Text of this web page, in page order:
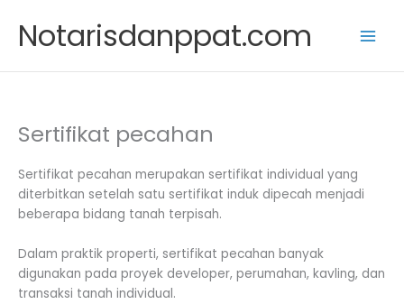
content
Notarisdanppat.com
Sertifikat pecahan
Sertifikat pecahan merupakan sertifikat individual yang
diterbitkan setelah satu sertifikat induk dipecah menjadi
beberapa bidang tanah terpisah.
Dalam praktik properti, sertifikat pecahan banyak
digunakan pada proyek developer, perumahan, kavling, dan
transaksi tanah individual.